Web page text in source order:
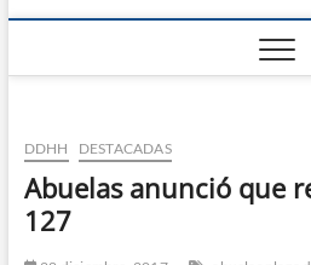
DDHH DESTACADAS
Abuelas anunció que
127